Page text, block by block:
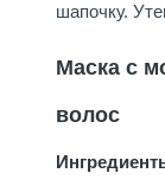
шапочку.
Маска с
волос